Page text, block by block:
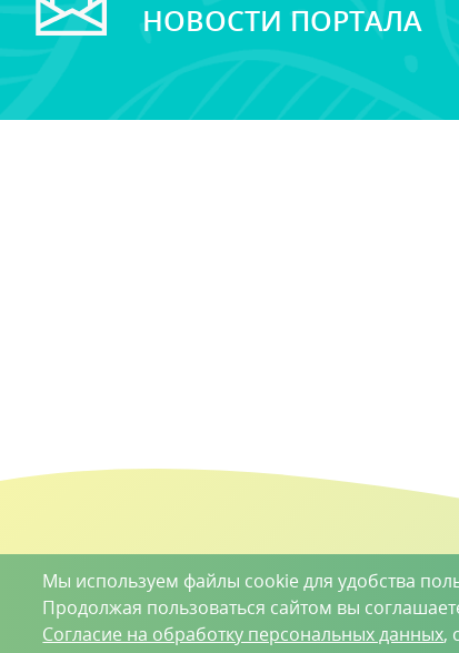
НОВОСТИ ПОРТАЛА
Мы используем файлы cookie для удобства
Продолжая пользоваться сайтом вы
Согласие на обработку персональных данных,